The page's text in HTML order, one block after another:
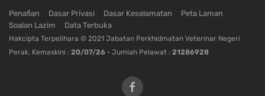
Penafian Dasar Privasi Dasar Keselamatan
Peta Laman
Soalan Lazim
Data Terbuka
Hakcipta Terpelihara © 2021 Jabatan Perkhidmatan Veterinar Negeri
Perak. Kemaskini : 20/07/26 • Jumlah Pelawat : 21286928